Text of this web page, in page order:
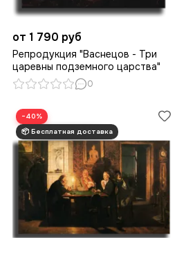
от 1 790 руб
Репродукция "Васнецов - Три
царевны подземного царства"
0
−40%